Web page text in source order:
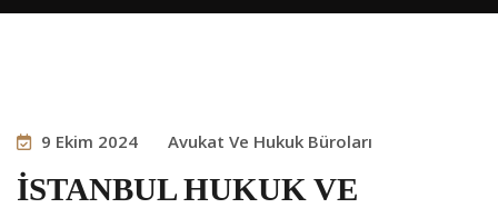
9 Ekim 2024 Avukat Ve Hukuk Büroları
İSTANBUL HUKUK VE